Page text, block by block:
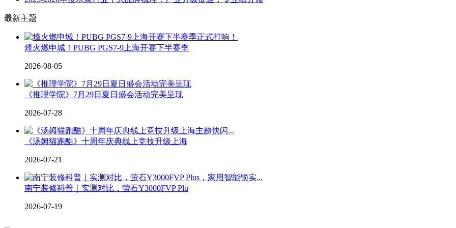
最新主题
烽火燃申城！PUBG PGS7-9上海开赛下半赛季
2026-08-05
《推理学院》7月29日夏日盛会活动完美呈现
2026-07-28
《汤姆猫跑酷》十周年庆典线上竞技升级上海
2026-07-21
南宁装修科普｜实测对比，萤石Y3000FVP Plu
2026-07-19